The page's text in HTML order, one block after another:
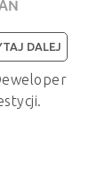
DALEJ